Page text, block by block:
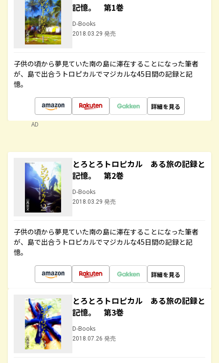
記憶。 第1巻
D-Books
2018.03.29 発売
子供の頃から夢見ていた南の島に滞在することになった筆者
が、島で出合うトロピカルでマジカルな45日間の記録と記
憶。
詳細を見る
AD
とろとろトロピカル ある旅の記録と
記憶。 第2巻
D-Books
2018.03.29 発売
子供の頃から夢見ていた南の島に滞在することになった筆者
が、島で出合うトロピカルでマジカルな45日間の記録と記
憶。
詳細を見る
とろとろトロピカル ある旅の記録と
記憶。 第3巻
D-Books
2018.07.26 発売